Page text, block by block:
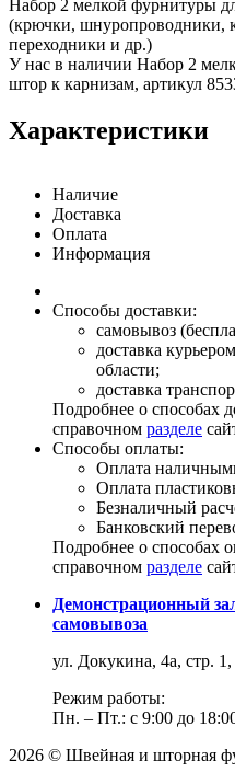
Набор 2 мелкой фурнитуры
(крючки, шнуропроводники,
переходники и др.)
У нас в наличии Набор 2
штор к карнизам, артикул
Характеристики
Наличие
Доставка
Оплата
Информация
Способы доставки:
самовывоз
доставка
области;
доставка
Подробнее о способах
справочном разделе
Способы оплаты:
Оплата
Оплата
Безналичный
Банковский
Подробнее о способах
справочном разделе
Демонстрационный
самовывоза
ул. Докукина, 4а, стр.
Режим работы:
Пн. – Пт.: с 9:00 до
2026 © Швейная и шторная